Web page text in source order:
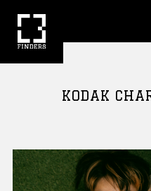
KODAK